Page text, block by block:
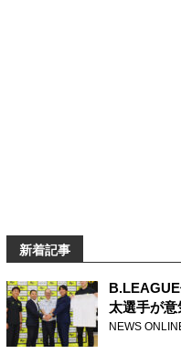
新着記事
太選手が意
さらに盛り
NEWS